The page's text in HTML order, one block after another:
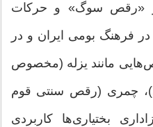
«رقص سوگ» و حرکات
در فرهنگ بومی ایران و در
مانند یزله (مخصوص
چمری (رقص سنتی قوم
بختیاری‌ها کاربردی